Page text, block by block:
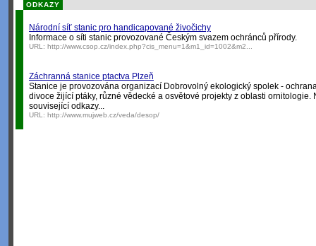
ODKAZY
Národní síť stanic pro handicapované živočichy
Informace o síti stanic provozované Českým svazem ochránců přírody.
URL: http://www.csop.cz/index.php?cis_menu=1&m1_id=1002&m2...
Záchranná stanice ptactva Plzeň
Stanice je provozována organizací Dobrovolný ekologický spolek -
divoce žijící ptáky, různé vědecké a osvětové projekty z oblasti ornitologie.
související odkazy...
URL: http://www.mujweb.cz/veda/desop/